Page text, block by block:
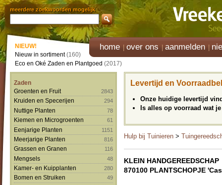
meerdere zoekwoorden mogelijk
home over ons aanmelden
NIEUW!
Nieuw in sortiment(160)
Eco en Oké Zaden en Plantgoed (2017)
Zaden
Groenten en Fruit
2843
Kruiden en Specerijen 294
Nuttige Planten 78
Kiemen en Microgroenten 61
Eenjarige Planten 1151
Meerjarige Planten 816
Grassen en Granen 116
Mengsels 48
Kamer- en Kuipplanten 280
Bomen en Struiken 49
Levertijd en
Onze huidige levertijd
Is alles op voorraad wat
Hulp bij Tuinieren >
KLEIN HANDGEREEDSCHAP
870100 PLANTSCHOPJE